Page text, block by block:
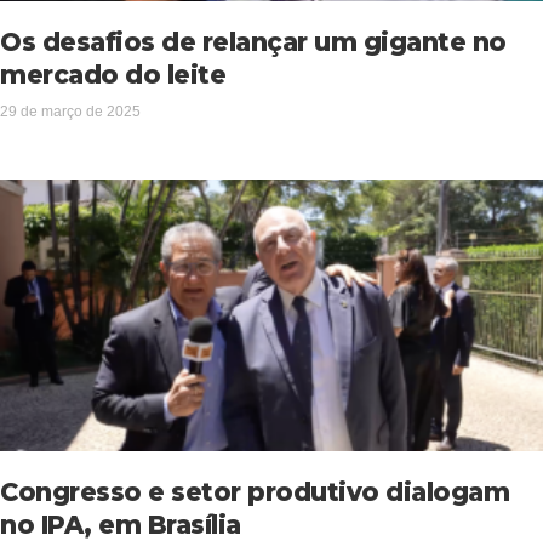
Os desafios de relançar um gigante no
mercado do leite
29 de março de 2025
Congresso e setor produtivo dialogam
no IPA, em Brasília